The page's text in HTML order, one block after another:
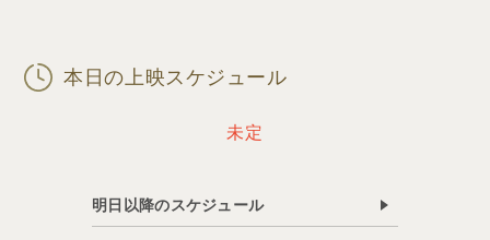
本日の上映スケジュール
未定
明日以降のスケジュール